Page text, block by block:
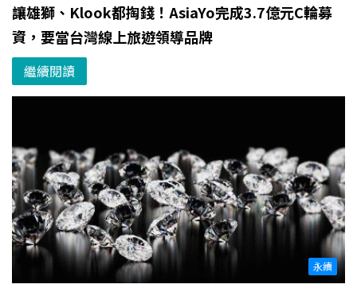
讓雄獅、Klook都掏錢！AsiaYo完成3.7億元C輪募
資，要當台灣線上旅遊領導品牌
繼續閱讀
永續